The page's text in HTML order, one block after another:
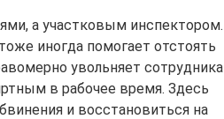
а участковым инспектором.
иногда помогает отстоять
увольняет сотрудника
в рабочее время. Здесь
и восстановиться на